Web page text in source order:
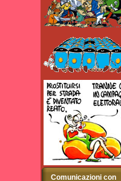
Comunicazioni con